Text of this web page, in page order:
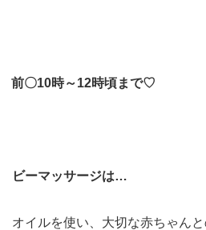
前〇10時～12時頃まで♡
ビーマッサージは…
オイルを使い、大切な赤ちゃん